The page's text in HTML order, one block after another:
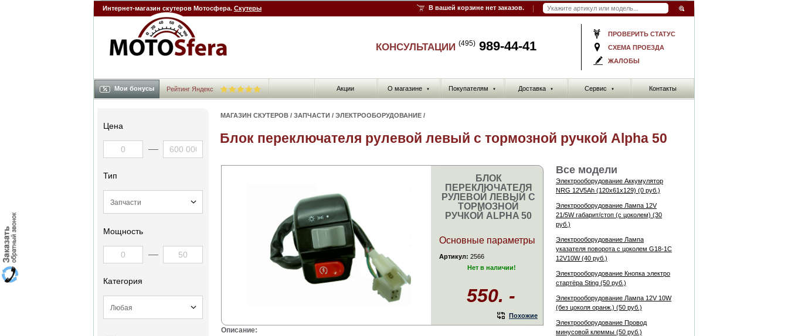
Интернет-магазин скутеров Мотосфера. Скутеры В вашей корзине нет заказов.
ПРОВЕРИТЬ СТАТУС
СХЕМА ПРОЕЗДА
ЖАЛОБЫ
КОНСУЛЬТАЦИИ (495) 989-44-41
Акции О магазине ▼ Покупателям ▼ Доставка ▼ Сервис ▼ Контакты
Мои бонусы Рейтинг Яндекс
Цена
Тип
Мощность
Категория
МАГАЗИН СКУТЕРОВ / ЗАПЧАСТИ / ЭЛЕКТРООБОРУДОВАНИЕ /
Блок переключателя рулевой левый с тормозной ручкой Alpha 50
БЛОК
ПЕРЕКЛЮЧАТЕЛЯ
РУЛЕВОЙ ЛЕВЫЙ С
ТОРМОЗНОЙ
РУЧКОЙ ALPHA 50
Основные параметры
Артикул: 2566
Нет в наличии!
550. -
Похожие
Все модели
Электрооборудование Аккумулятор
NRG 12V5Ah (120x61x129) (0 руб.)
Электрооборудование Лампа 12V
21/5W габарит/стоп (с цоколем) (30
руб.)
Электрооборудование Лампа
указателя поворота с цоколем G18-1C
12V10W (40 руб.)
Электрооборудование Кнопка электро
стартёра Sting (50 руб.)
Электрооборудование Лампа 12V 10W
(без цоколя оранж.) (50 руб.)
Электрооборудование Провод
минусовой клеммы (50 руб.)
Описание: